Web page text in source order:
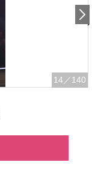
14 ／140